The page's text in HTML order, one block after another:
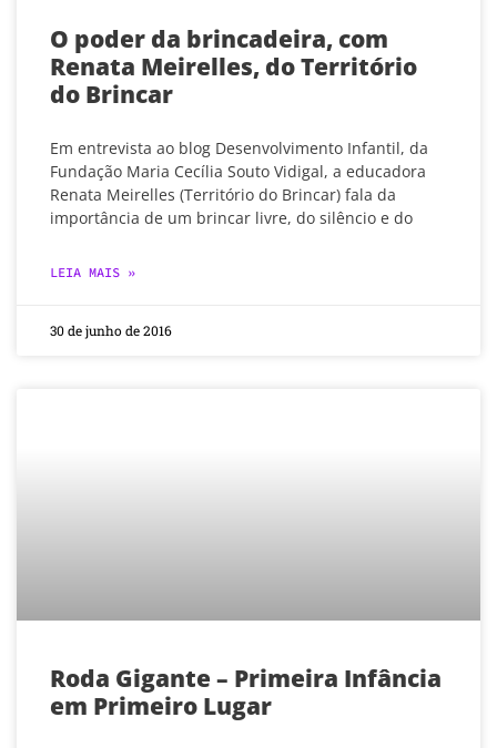
O poder da brincadeira, com
Renata Meirelles, do Território
do Brincar
Em entrevista ao blog Desenvolvimento Infantil, da
Fundação Maria Cecília Souto Vidigal, a educadora
Renata Meirelles (Território do Brincar) fala da
importância de um brincar livre, do silêncio e do
LEIA MAIS »
30 de junho de 2016
Roda Gigante – Primeira Infância
em Primeiro Lugar